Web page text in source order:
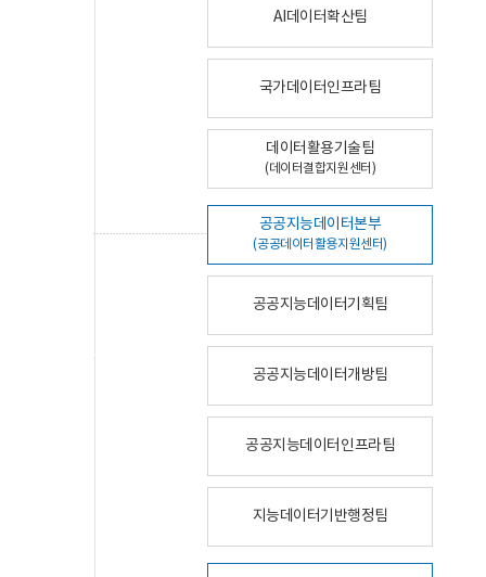
AI데이터확산팀
국가데이터인프라팀
데이터활용기술팀
(데이터결합지원센터)
공공지능데이터본부
(공공데이터활용지원센터)
공공지능데이터기획팀
공공지능데이터개방팀
공공지능데이터인프라팀
지능데이터기반행정팀